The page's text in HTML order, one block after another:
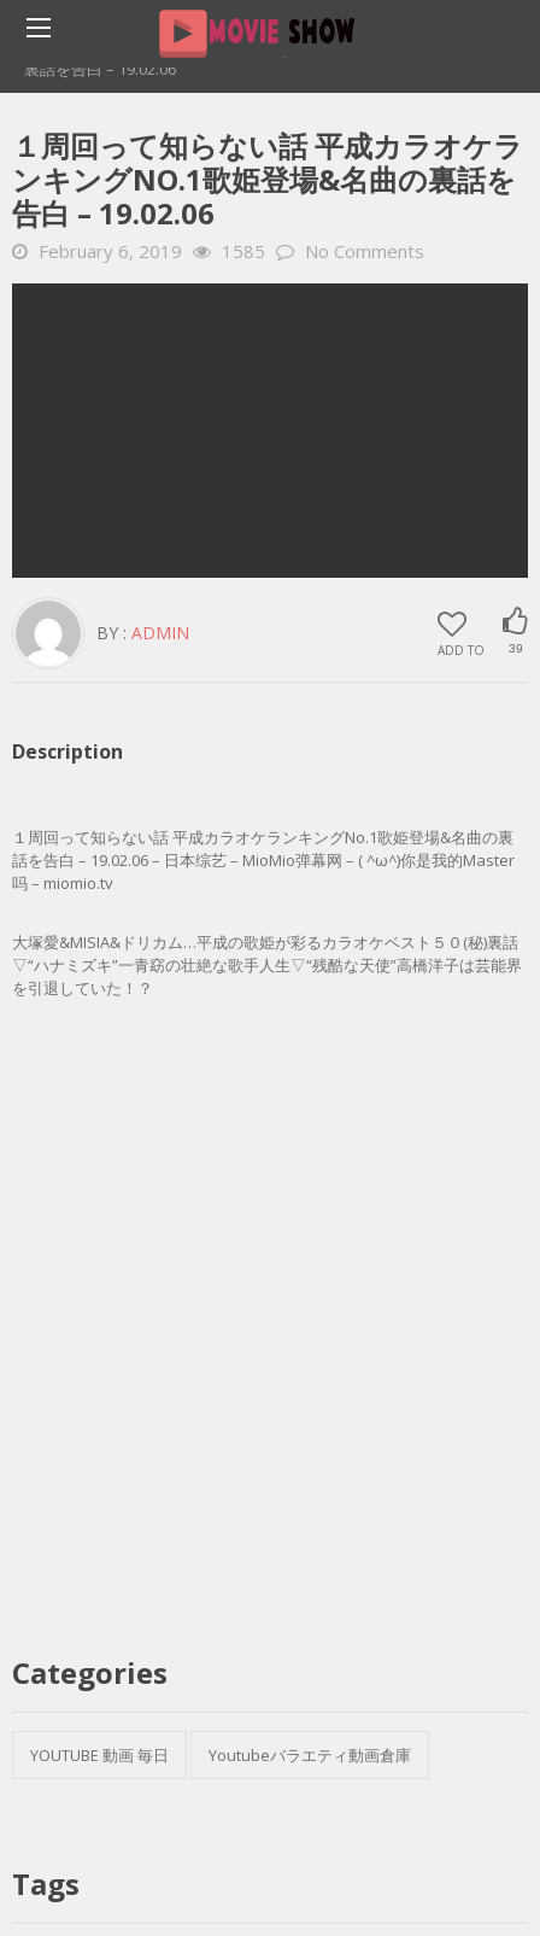
Home
YOUTUBE 動画 毎日
１周回って知らない話 平成カラオケランキングNo.1歌姫登場&名曲の
裏話を告白 – 19.02.06
１周回って知らない話 平成カラオケラ
ンキングNO.1歌姫登場&名曲の裏話を
告白 – 19.02.06
February 6, 2019 1585 No Comments
ADD TO 39
BY : ADMIN
Description
１周回って知らない話 平成カラオケランキングNo.1歌姫登場&名曲の裏
話を告白 – 19.02.06 – 日本综艺 – MioMio弹幕网 – ( ^ω^)你是我的Master
吗 – miomio.tv
大塚愛&MISIA&ドリカム…平成の歌姫が彩るカラオケベスト５０(秘)裏話
▽“ハナミズキ”一青窈の壮絶な歌手人生▽“残酷な天使”高橋洋子は芸能界
を引退していた！？
Categories
YOUTUBE 動画 毎日 Youtubeバラエティ動画倉庫
Tags